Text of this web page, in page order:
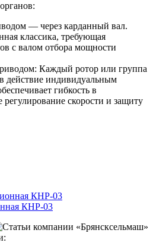
— через карданный вал.
классика, требующая
с валом отбора мощности
Каждый ротор или группа
действие индивидуальным
гибкость в
скорости и защиту
КНР-03